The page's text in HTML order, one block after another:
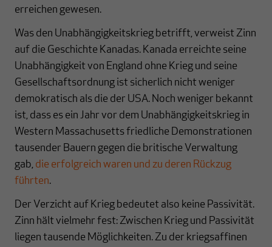
erreichen gewesen.
Was den Unabhängigkeitskrieg betrifft, verweist Zinn
auf die Geschichte Kanadas. Kanada erreichte seine
Unabhängigkeit von England ohne Krieg und seine
Gesellschaftsordnung ist sicherlich nicht weniger
demokratisch als die der USA. Noch weniger bekannt
ist, dass es ein Jahr vor dem Unabhängigkeitskrieg in
Western Massachusetts friedliche Demonstrationen
tausender Bauern gegen die britische Verwaltung
gab, die erfolgreich waren und zu deren Rückzug
führten.
Der Verzicht auf Krieg bedeutet also keine Passivität.
Zinn hält vielmehr fest: Zwischen Krieg und Passivität
liegen tausende Möglichkeiten. Zu der kriegsaffinen